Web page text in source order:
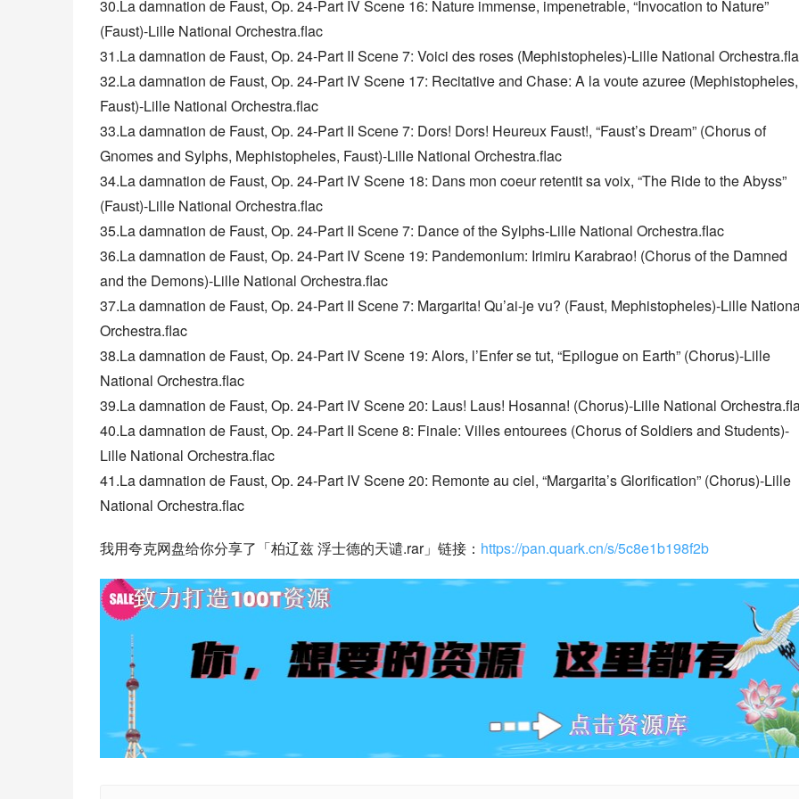
30.La damnation de Faust, Op. 24-Part IV Scene 16: Nature immense, impenetrable, “Invocation to Nature”
(Faust)-Lille National Orchestra.flac
31.La damnation de Faust, Op. 24-Part II Scene 7: Voici des roses (Mephistopheles)-Lille National
32.La damnation de Faust, Op. 24-Part IV Scene 17: Recitative and Chase: A la voute azuree (Mephistopheles,
Faust)-Lille National Orchestra.flac
33.La damnation de Faust, Op. 24-Part II Scene 7: Dors! Dors! Heureux Faust!, “Faust’s Dream” (Chorus of
Gnomes and Sylphs, Mephistopheles, Faust)-Lille National Orchestra.flac
34.La damnation de Faust, Op. 24-Part IV Scene 18: Dans mon coeur retentit sa voix, “The Ride to the Abyss”
(Faust)-Lille National Orchestra.flac
35.La damnation de Faust, Op. 24-Part II Scene 7: Dance of the Sylphs-Lille National Orchestra.flac
36.La damnation de Faust, Op. 24-Part IV Scene 19: Pandemonium: Irimiru Karabrao! (Chorus of the Damned
and the Demons)-Lille National Orchestra.flac
37.La damnation de Faust, Op. 24-Part II Scene 7: Margarita! Qu’ai-je vu? (Faust, Mephistopheles)-Lille
Orchestra.flac
38.La damnation de Faust, Op. 24-Part IV Scene 19: Alors, l’Enfer se tut, “Epilogue on Earth” (Chorus)-Lille
National Orchestra.flac
39.La damnation de Faust, Op. 24-Part IV Scene 20: Laus! Laus! Hosanna! (Chorus)-Lille National
40.La damnation de Faust, Op. 24-Part II Scene 8: Finale: Villes entourees (Chorus of Soldiers and Students)-
Lille National Orchestra.flac
41.La damnation de Faust, Op. 24-Part IV Scene 20: Remonte au ciel, “Margarita’s Glorification” (Chorus)-Lille
National Orchestra.flac
我用夸克网盘给你分享了「柏辽兹 浮士德的天谴.rar」链接： https://pan.quark.cn/s/5c8e1b198f2b